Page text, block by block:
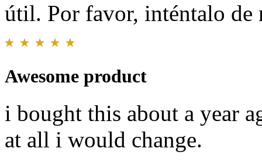
útil. Por favor, inténtalo de
Awesome product
i bought this about a year
at all i would change.